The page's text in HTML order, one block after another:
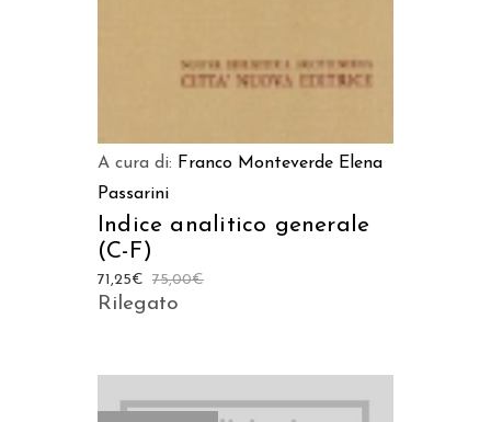
A cura di: Franco Monteverde Elena
Passarini
Indice analitico generale
(C-F)
75,00€
71,25€
Rilegato